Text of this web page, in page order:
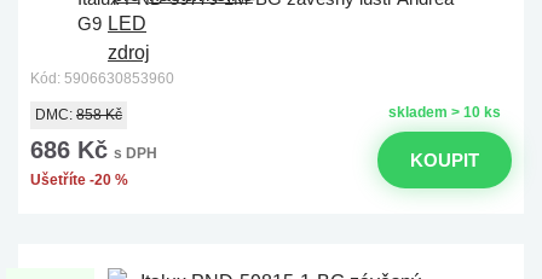
G9
Kód: 5906630853960
skladem > 10 ks
DMC: 858 Kč
686 Kč s DPH
Ušetříte -20 %
KOUPIT